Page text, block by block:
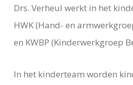
Drs. Verheul werkt in het
HWK (Hand- en
en KWBP (Kinderwerkgroep
In het kinderteam worden